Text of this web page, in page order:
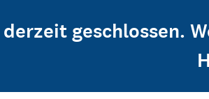
geschlossen.